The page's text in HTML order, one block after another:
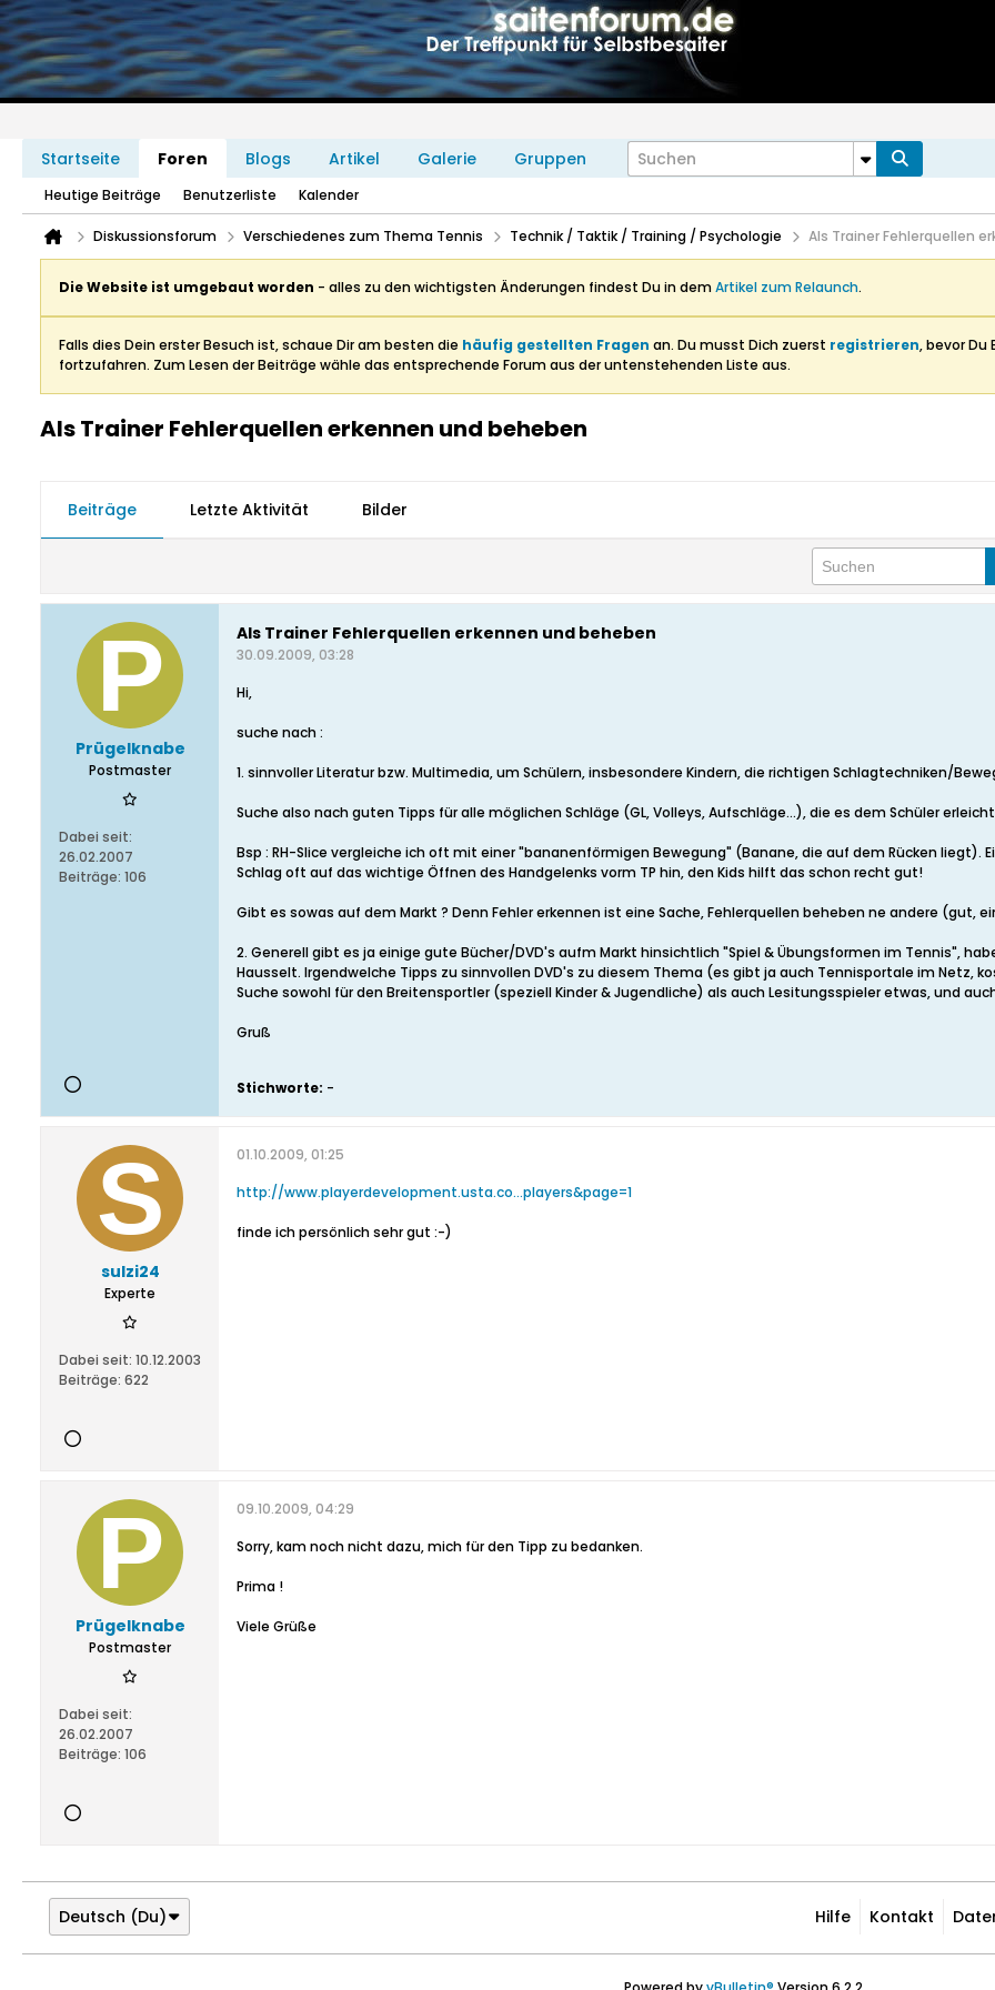
Startseite Foren Blogs Artikel Galerie Gruppen
Heutige Beiträge Benutzerliste Kalender
Diskussionsforum Verschiedenes zum Thema Tennis Technik / Taktik / Training / Psychologie Als Trainer Fehlerquellen
Die Website ist umgebaut worden - alles zu den wichtigsten Änderungen findest Du in demArtikel zum Relaunch.
Falls dies Dein erster Besuch ist, schaue Dir am besten die häufig gestellten Fragen an. Du musst Dich zuerst registrieren, bevor Du
fortzufahren. Zum Lesen der Beiträge wähle das entsprechende Forum aus der untenstehenden Liste aus.
Als Trainer Fehlerquellen erkennen und beheben
Beiträge Letzte Aktivität Bilder
Prügelknabe
Postmaster
Dabei seit:
26.02.2007
Beiträge: 106
Als Trainer Fehlerquellen erkennen und beheben
30.09.2009, 03:28
Hi,
suche nach :
1. sinnvoller Literatur bzw. Multimedia, um Schülern, insbesondere Kindern, die richtigen Schlagtechniken/
Suche also nach guten Tipps für alle möglichen Schläge (GL, Volleys, Aufschläge...), die es dem Schüler
Bsp : RH-Slice vergleiche ich oft mit einer "bananenförmigen Bewegung" (Banane, die auf dem Rücken liegt).
Schlag oft auf das wichtige Öffnen des Handgelenks vorm TP hin, den Kids hilft das schon recht gut!
Gibt es sowas auf dem Markt ? Denn Fehler erkennen ist eine Sache, Fehlerquellen beheben ne andere (gut,
2. Generell gibt es ja einige gute Bücher/DVD's aufm Markt hinsichtlich "Spiel & Übungsformen im Tennis", habe
Hausselt. Irgendwelche Tipps zu sinnvollen DVD's zu diesem Thema (es gibt ja auch Tennisportale im Netz,
Suche sowohl für den Breitensportler (speziell Kinder & Jugendliche) als auch Lesitungsspieler etwas, und
Gruß
Stichworte: -
sulzi24
Experte
Dabei seit: 10.12.2003
Beiträge: 622
01.10.2009, 01:25
http://www.playerdevelopment.usta.co...players&page=1
finde ich persönlich sehr gut :-)
Prügelknabe
Postmaster
Dabei seit:
26.02.2007
Beiträge: 106
09.10.2009, 04:29
Sorry, kam noch nicht dazu, mich für den Tipp zu bedanken.
Prima !
Viele Grüße
Deutsch (Du) Hilfe Kontakt